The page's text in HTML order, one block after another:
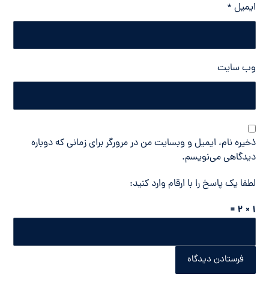
ایمیل *
وب‌ سایت
ذخیره نام، ایمیل و وبسایت من در مرورگر برای زمانی که دوباره
دیدگاهی می‌نویسم.
لطفا یک پاسخ را با ارقام وارد کنید:
1 × 2 =
فرستادن دیدگاه